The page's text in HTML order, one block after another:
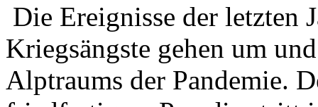
Die Ereignisse der letzten
Kriegsängste gehen um
Alptraums der Pandemie.